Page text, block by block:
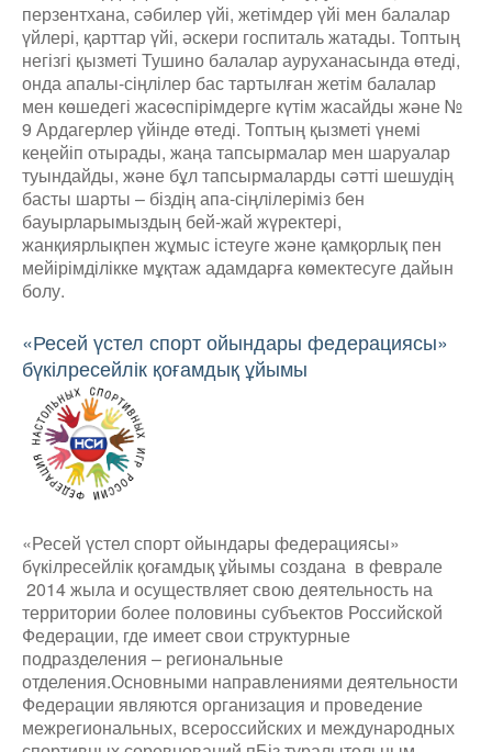
перзентхана, сәбилер үйі, жетімдер үйі мен балалар
үйлері, қарттар үйі, әскери госпиталь жатады. Топтың
негізгі қызметі Тушино балалар ауруханасында өтеді,
онда апалы-сіңлілер бас тартылған жетім балалар
мен көшедегі жасөспірімдерге күтім жасайды және №
9 Ардагерлер үйінде өтеді. Топтың қызметі үнемі
кеңейіп отырады, жаңа тапсырмалар мен шаруалар
туындайды, және бұл тапсырмаларды сәтті шешудің
басты шарты – біздің апа-сіңлілеріміз бен
бауырларымыздың бей-жай жүректері,
жанқиярлықпен жұмыс істеуге және қамқорлық пен
мейірімділікке мұқтаж адамдарға көмектесуге дайын
болу.
«Ресей үстел спорт ойындары федерациясы»
бүкілресейлік қоғамдық ұйымы
«Ресей үстел спорт ойындары федерациясы»
бүкілресейлік қоғамдық ұйымы создана в феврале
2014 жыла и осуществляет свою деятельность на
территории более половины субъектов Российской
Федерации, где имеет свои структурные
подразделения – региональные
отделения.Основными направлениями деятельности
Федерации являются организация и проведение
межрегиональных, всероссийских и международных